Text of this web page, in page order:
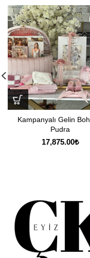
Kampanyalı Gelin
Pudra
17,875.00₺